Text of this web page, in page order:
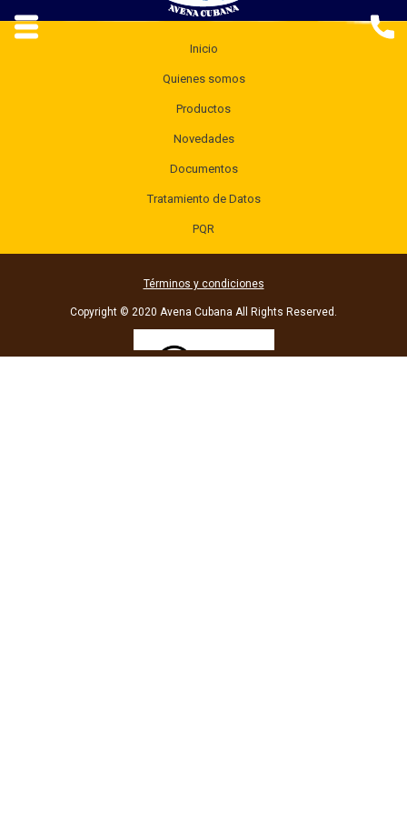
Inicio
Quienes somos
Productos
Novedades
Documentos
Tratamiento de Datos
PQR
Términos y condiciones
Copyright © 2020 Avena Cubana All Rights Reserved.